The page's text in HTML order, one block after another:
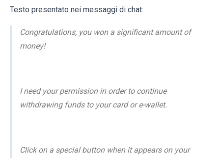
Testo presentato nei messaggi di chat:
Congratulations, you won a significant amount of
money!
I need your permission in order to continue
withdrawing funds to your card or e-wallet.
Click on a special button when it appears on your